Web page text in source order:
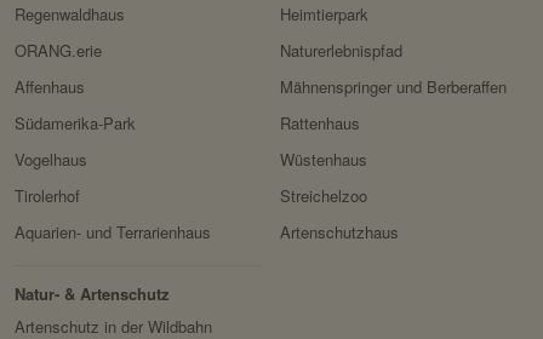
Regenwaldhaus
ORANG.erie
Affenhaus
Südamerika-Park
Vogelhaus
Tirolerhof
Aquarien- und Terrarienhaus
Heimtierpark
Naturerlebnispfad
Mähnenspringer und Berberaffen
Rattenhaus
Wüstenhaus
Streichelzoo
Artenschutzhaus
Natur- & Artenschutz
Artenschutz in der Wildbahn